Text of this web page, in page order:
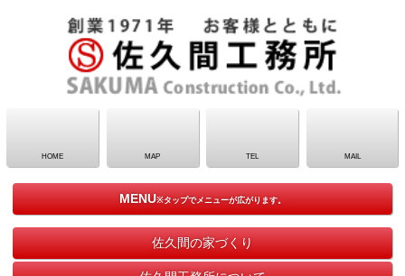
HOME MAP TEL MAIL
MENU※タップでメニューが広がります。
佐久間の家づくり